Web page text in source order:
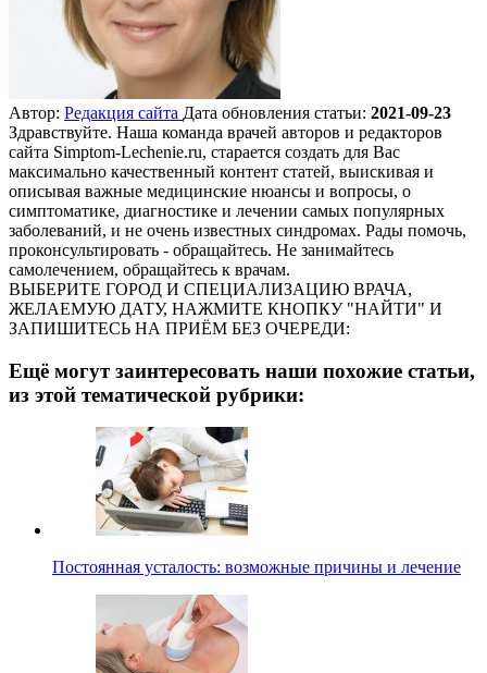
Автор: Редакция сайта Дата обновления статьи: 2021-09-23
Здравствуйте. Наша команда врачей авторов и редакторов
сайта Simptom-Lechenie.ru, старается создать для Вас
максимально качественный контент статей, выискивая и
описывая важные медицинские нюансы и вопросы, о
симптоматике, диагностике и лечении самых популярных
заболеваний, и не очень известных синдромах. Рады помочь,
проконсультировать - обращайтесь. Не занимайтесь
самолечением, обращайтесь к врачам.
ВЫБЕРИТЕ ГОРОД И СПЕЦИАЛИЗАЦИЮ ВРАЧА,
ЖЕЛАЕМУЮ ДАТУ, НАЖМИТЕ КНОПКУ "НАЙТИ" И
ЗАПИШИТЕСЬ НА ПРИЁМ БЕЗ ОЧЕРЕДИ:
Ещё могут заинтересовать наши похожие статьи,
из этой тематической рубрики:
Постоянная усталость: возможные причины и лечение